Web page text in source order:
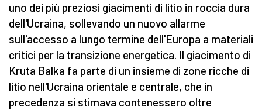
uno dei più preziosi giacimenti di litio in roccia dura
dell'Ucraina, sollevando un nuovo allarme
sull'accesso a lungo termine dell'Europa a materiali
critici per la transizione energetica. Il giacimento di
Kruta Balka fa parte di un insieme di zone ricche di
litio nell'Ucraina orientale e centrale, che in
precedenza si stimava contenessero oltre